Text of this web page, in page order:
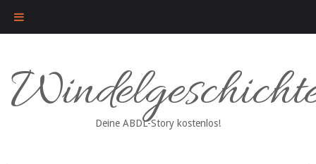
content
Deine ABDL-Story kostenlos!